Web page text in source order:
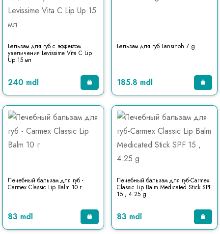
Бальзам для губ с эффектом
увеличения Levissime Vita C Lip
Up 15 мл
240 mdl
Бальзам для губ Lansinoh 7 g
185.8 mdl
Лечебный бальзам для губ -
Carmex Classic Lip Balm 10 г
83 mdl
Лечебный бальзам для губ-Carmex
Classic Lip Balm Medicated Stick SPF
15 , 4.25 g
83 mdl